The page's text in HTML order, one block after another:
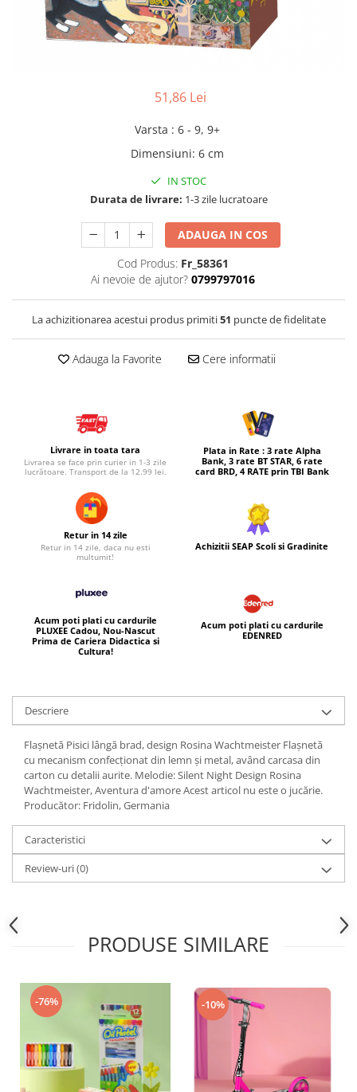
Seturi de constructie
Jucarii vorbarete
Jocuri de societate
Jocuri si Jucarii in Limba Romana
Jucarii de Rol
Jucarii motricitate
Pictura, modelaj si accesorii
Tarcuri si corturi
Tarc joaca copii
Tarc joaca bebe
Tarc joaca cu bile
Corturi copii
Copii 4 ani+
Copii 5 ani+
Copii 4 ani+
Copii 5 ani+
Lenjerii de pat copii si bebe
Jucarii de plus mici
Jucarii de plus medii
51,86 Lei
Varsta : 6 - 9, 9+
Dimensiuni: 6 cm
IN STOC
Durata de livrare: 1-3 zile lucratoare
ADAUGA IN COS
Cod Produs: Fr_58361
Ai nevoie de ajutor? 0799797016
La achizitionarea acestui produs primiti51 puncte de fidelitate
Adauga la Favorite Cere informatii
Livrare in toata tara
Livrarea se face prin curier in 1-3 zile
lucrătoare. Transport de la 12.99 lei.
Plata in Rate : 3 rate Alpha
Bank, 3 rate BT STAR, 6 rate
card BRD, 4 RATE prin TBI Bank
Retur in 14 zile
Retur in 14 zile, daca nu esti
multumit!
Achizitii SEAP Scoli si Gradinite
Acum poti plati cu cardurile
PLUXEE Cadou, Nou-Nascut
Prima de Cariera Didactica si
Cultura!
Acum poti plati cu cardurile
EDENRED
Descriere
Flașnetă Pisici lângă brad, design Rosina Wachtmeister Flașnetă
cu mecanism confecţionat din lemn şi metal, având carcasa din
carton cu detalii aurite. Melodie: Silent Night Design Rosina
Wachtmeister, Aventura d'amore Acest articol nu este o jucărie.
Producător: Fridolin, Germania
Caracteristici
Review-uri(0)
PRODUSE SIMILARE
-76% -10%